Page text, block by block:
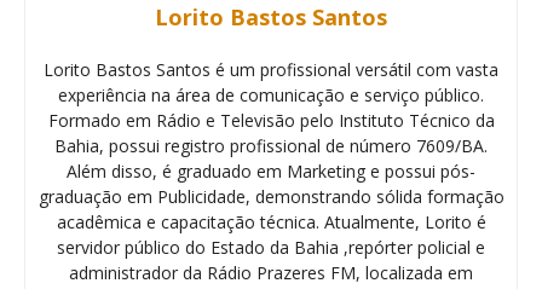
Lorito Bastos Santos
Lorito Bastos Santos é um profissional versátil com vasta
experiência na área de comunicação e serviço público.
Formado em Rádio e Televisão pelo Instituto Técnico da
Bahia, possui registro profissional de número 7609/BA.
Além disso, é graduado em Marketing e possui pós-
graduação em Publicidade, demonstrando sólida formação
acadêmica e capacitação técnica. Atualmente, Lorito é
servidor público do Estado da Bahia ,repórter policial e
administrador da Rádio Prazeres FM, localizada em